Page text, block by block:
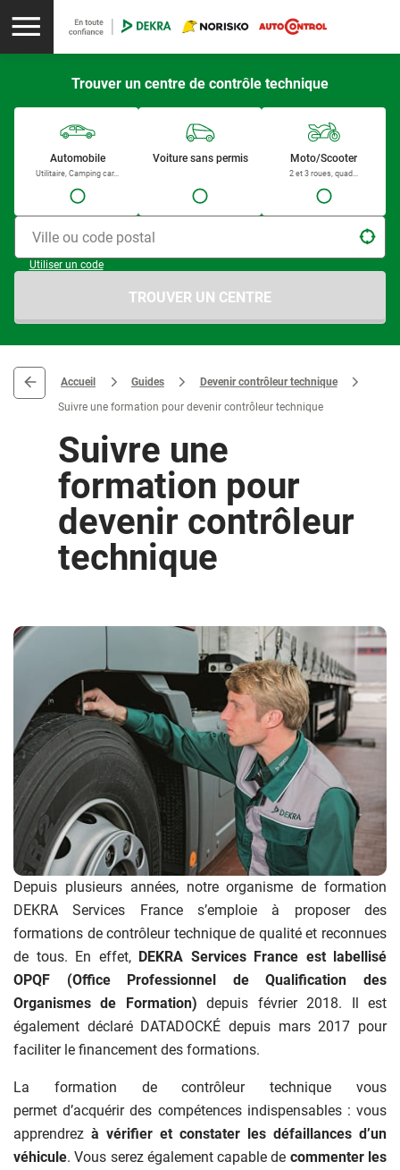
Trouver un centre de contrôle technique
Automobile
Utilitaire, Camping car...
Voiture sans permis Moto/Scooter
2 et 3 roues, quad...
Ville ou code postal
Utiliser un code
TROUVER UN CENTRE
Accueil Guides
Devenir contrôleur technique
Suivre une formation pour devenir contrôleur technique
Suivre une
formation pour
devenir contrôleur
technique
Depuis plusieurs années, notre organisme de formation
DEKRA Services France s’emploie à proposer des
formations de contrôleur technique de qualité et reconnues
de tous. En effet, DEKRA Services France est labellisé
OPQF (Office Professionnel de Qualification des
Organismes de Formation) depuis février 2018. Il est
également déclaré DATADOCKÉ depuis mars 2017 pour
faciliter le financement des formations.
La formation de contrôleur technique vous
permet d’acquérir des compétences indispensables : vous
apprendrez à vérifier et constater les défaillances d’un
véhicule. Vous serez également capable de commenter les